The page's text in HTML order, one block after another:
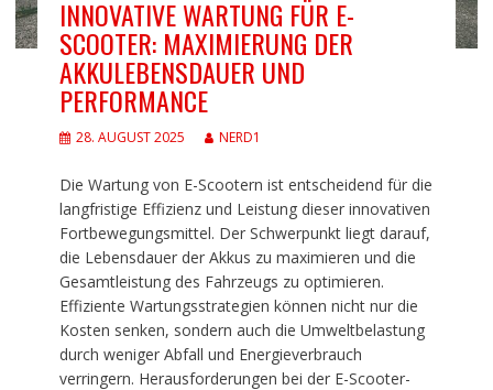
INNOVATIVE WARTUNG FÜR E-
SCOOTER: MAXIMIERUNG DER
AKKULEBENSDAUER UND
PERFORMANCE
28. AUGUST 2025 NERD1
Die Wartung von E-Scootern ist entscheidend für die
langfristige Effizienz und Leistung dieser innovativen
Fortbewegungsmittel. Der Schwerpunkt liegt darauf,
die Lebensdauer der Akkus zu maximieren und die
Gesamtleistung des Fahrzeugs zu optimieren.
Effiziente Wartungsstrategien können nicht nur die
Kosten senken, sondern auch die Umweltbelastung
durch weniger Abfall und Energieverbrauch
verringern. Herausforderungen bei der E-Scooter-